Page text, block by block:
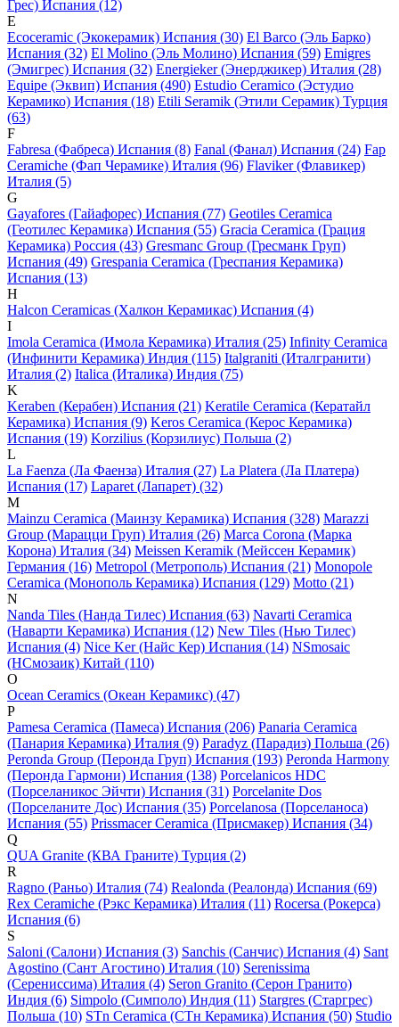
Грес) Испания (12)
E
Ecoceramic (Экокерамик) Испания (30) El Barco (Эль Барко)
Испания (32) El Molino (Эль Молино) Испания (59) Emigres
(Эмигрес) Испания (32) Energieker (Энерджикер) Италия (28)
Equipe (Эквип) Испания (490) Estudio Ceramico (Эстудио
Керамико) Испания (18) Etili Seramik (Этили Серамик) Турция
(63)
F
Fabresa (Фабреса) Испания (8) Fanal (Фанал) Испания (24) Fap
Ceramiche (Фап Черамике) Италия (96) Flaviker (Флавикер)
Италия (5)
G
Gayafores (Гайафорес) Испания (77) Geotiles Ceramica
(Геотилес Керамика) Испания (55) Gracia Ceramica (Грация
Керамика) Россия (43) Gresmanc Group (Гресманк Груп)
Испания (49) Grespania Ceramica (Греспания Керамика)
Испания (13)
H
Halcon Ceramicas (Халкон Керамикас) Испания (4)
I
Imola Ceramica (Имола Керамика) Италия (25) Infinity Ceramica
(Инфинити Керамика) Индия (115) Italgraniti (Италгранити)
Италия (2) Italica (Италика) Индия (75)
K
Keraben (Керабен) Испания (21) Keratile Ceramica (Кератайл
Керамика) Испания (9) Keros Ceramica (Керос Керамика)
Испания (19) Korzilius (Корзилиус) Польша (2)
L
La Faenza (Ла Фаенза) Италия (27) La Platera (Ла Платера)
Испания (17) Laparet (Лапарет) (32)
M
Mainzu Ceramica (Маинзу Керамика) Испания (328) Marazzi
Group (Марацци Груп) Италия (26) Marca Corona (Марка
Корона) Италия (34) Meissen Keramik (Мейсcен Керамик)
Германия (16) Metropol (Метрополь) Испания (21) Monopole
Ceramica (Монополь Керамика) Испания (129) Motto (21)
N
Nanda Tiles (Нанда Тилес) Испания (63) Navarti Ceramica
(Наварти Керамика) Испания (12) New Tiles (Нью Тилес)
Испания (4) Nice Ker (Найс Кер) Испания (14) NSmosaic
(НСмозаик) Китай (110)
O
Ocean Ceramics (Океан Керамикс) (47)
P
Pamesa Ceramica (Памеса) Испания (206) Panaria Ceramica
(Панария Керамика) Италия (9) Paradyz (Парадиз) Польша (26)
Peronda Group (Перонда Груп) Испания (193) Peronda Harmony
(Перонда Гармони) Испания (138) Porcelanicos HDC
(Порселаникос Эйчти) Испания (31) Porcelanite Dos
(Порселаните Дос) Испания (35) Porcelanosa (Порселаноса)
Испания (55) Prissmacer Ceramica (Присмакер) Испания (34)
Q
QUA Granite (КВА Граните) Турция (2)
R
Ragno (Раньо) Италия (74) Realonda (Реалонда) Испания (69)
Rex Ceramiche (Рэкс Керамика) Италия (11) Rocersa (Рокерса)
Испания (6)
S
Saloni (Салони) Испания (3) Sanchis (Санчис) Испания (4) Sant
Agostino (Сант Агостино) Италия (10) Serenissima
(Серениссима) Италия (4) Seron Granito (Серон Гранито)
Индия (6) Simpolo (Симполо) Индия (11) Stargres (Старгрес)
Польша (10) STn Ceramica (СТн Керамика) Испания (50) Studio